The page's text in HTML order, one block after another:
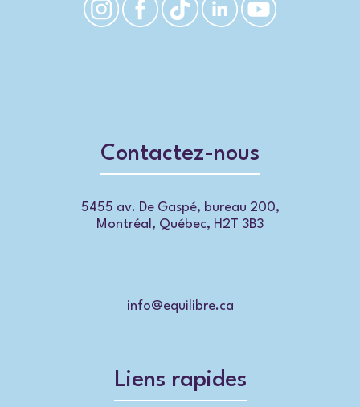
Contactez-nous
5455 av. De Gaspé, bureau 200,
Montréal, Québec, H2T 3B3
info@equilibre.ca
Liens rapides